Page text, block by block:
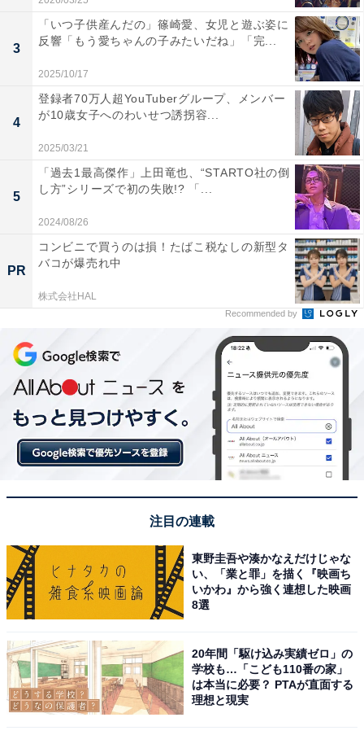
3
「いつ子供産んだの」篠崎愛、女児と遊ぶ姿に
反響「もう愛ちゃんの子みたいだね」「完...
2025/10/17
4
登録者70万人超YouTuberグループ、メンバー
が10歳女子へのわいせつ誘拐容...
2025/03/21
5
「過去1最高傑作」上田竜也、“STARTO社の倒
し方”シリーズで初の失敗!? 「...
2024/08/26
PR
コンビニで買うのは損！たばこ税なしの新型タ
バコが爆売れ中
株式会社HAL
Recommended by
注目の連載
東野圭吾や湊かなえだけじゃな
い、「業と罪」を描く『映画ち
いかわ』から強く連想した映画
8選
20年間「駆け込み実績ゼロ」の
学校も…「こども110番の家」
は本当に必要？ PTAが直面する
理想と現実